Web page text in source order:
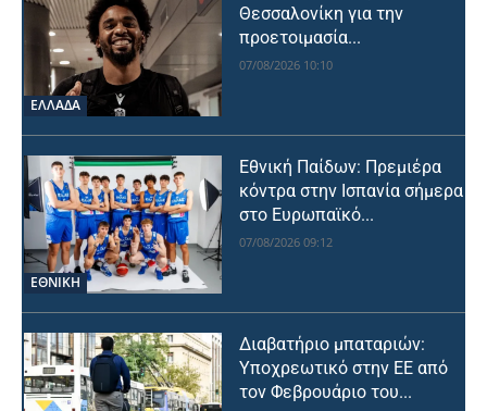
ΕΛΛΑΔΑ
Θεσσαλονίκη για την
προετοιμασία...
07/08/2026 10:10
ΕΘΝΙΚΉ
Εθνική Παίδων: Πρεμιέρα
κόντρα στην Ισπανία σήμερα
στο Ευρωπαϊκό...
07/08/2026 09:12
Διαβατήριο μπαταριών:
Υποχρεωτικό στην ΕΕ από
τον Φεβρουάριο του...